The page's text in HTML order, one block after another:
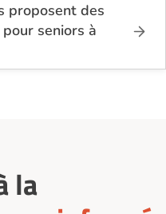
proposent des
seniors à
on recense
la